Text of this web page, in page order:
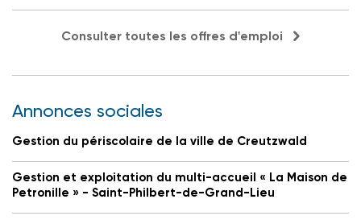
Consulter toutes les offres d'emploi
Annonces sociales
Gestion du périscolaire de la ville de Creutzwald
Gestion et exploitation du multi-accueil « La Maison de
Petronille » - Saint-Philbert-de-Grand-Lieu